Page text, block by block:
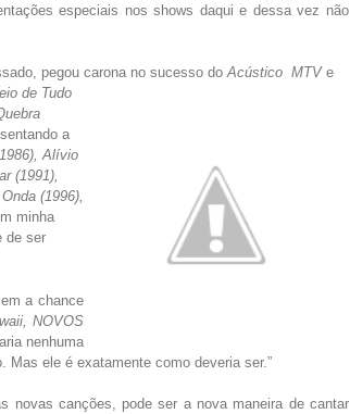
especiais nos shows daqui e dessa vez não
pegou carona no sucesso doAcústico MTVe
de Tudo
a
Alívio
(1991),
(1996),
minha
de ser
a chance
NOVOS
nenhuma
ele é exatamente como deveria ser.”
novas canções, pode ser a nova maneira de cantar